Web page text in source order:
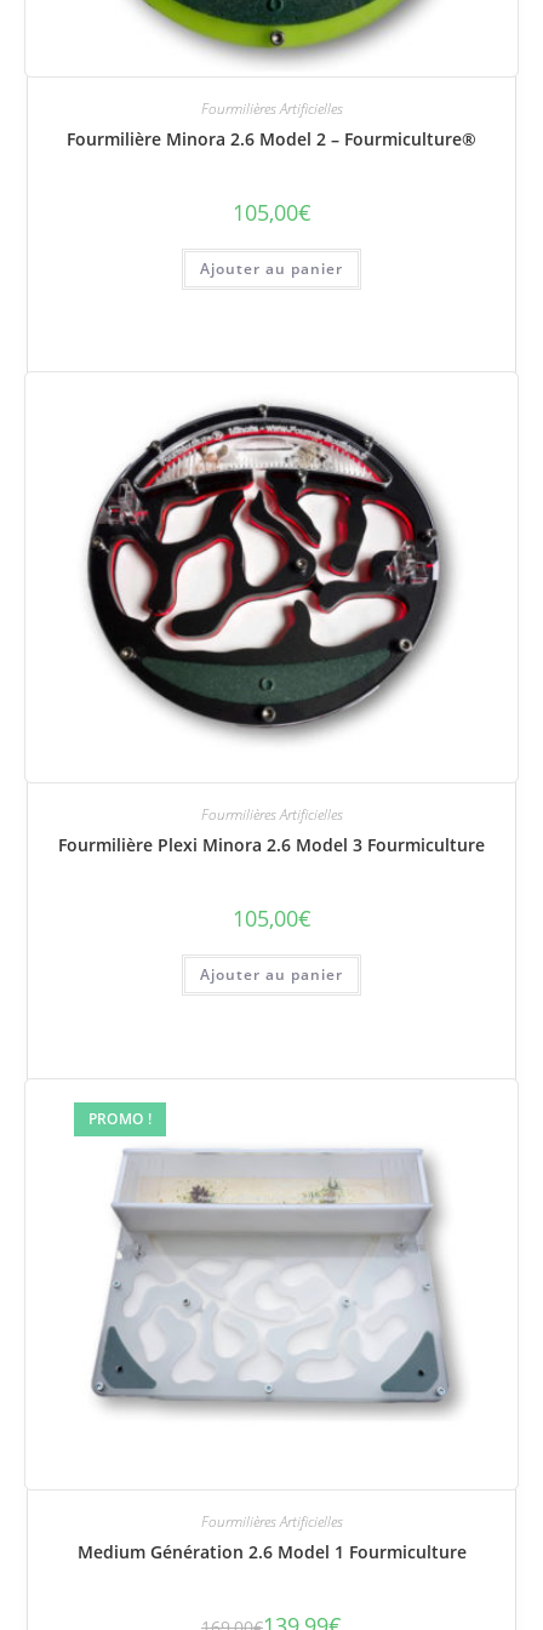
Fourmilières Artificielles
Fourmilière Minora 2.6 Model 2 – Fourmiculture®
105,00€
Ajouter au panier
Fourmilières Artificielles
Fourmilière Plexi Minora 2.6 Model 3 Fourmiculture
105,00€
Ajouter au panier
PROMO !
Fourmilières Artificielles
Medium Génération 2.6 Model 1 Fourmiculture